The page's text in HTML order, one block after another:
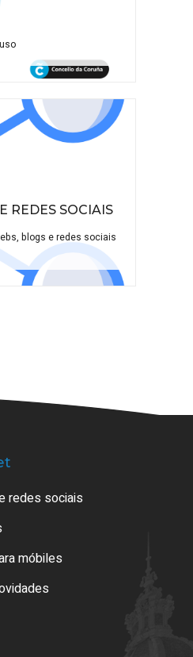
REDES SOCIAIS
blogs e redes sociais
redes sociais
móbiles